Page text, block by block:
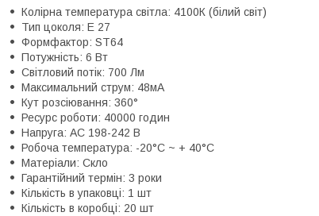
Колірна температура світла: 4100К (білий світ)
Тип цоколя: E 27
Формфактор: ST64
Потужність: 6 Вт
Світловий потік: 700 Лм
Максимальний струм: 48мА
Кут розсіювання: 360°
Ресурс роботи: 40000 годин
Напруга: AC 198-242 В
Робоча температура: -20°C ~ + 40°С
Матеріали: Скло
Гарантійний термін: 3 роки
Кількість в упаковці: 1 шт
Кількість в коробці: 20 шт